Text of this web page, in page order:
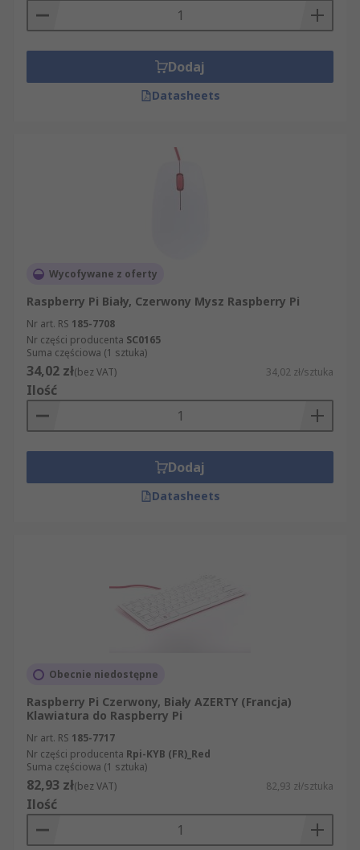
Dodaj
Datasheets
Wycofywane z oferty
Raspberry Pi Biały, Czerwony Mysz Raspberry Pi
Nr art. RS 185-7708
Nr części producenta SC0165
Suma częściowa (1 sztuka)
34,02 zł(bez VAT) 34,02 zł/sztuka
Ilość
Dodaj
Datasheets
Obecnie niedostępne
Raspberry Pi Czerwony, Biały AZERTY (Francja)
Klawiatura do Raspberry Pi
Nr art. RS 185-7717
Nr części producenta Rpi-KYB (FR)_Red
Suma częściowa (1 sztuka)
82,93 zł(bez VAT) 82,93 zł/sztuka
Ilość